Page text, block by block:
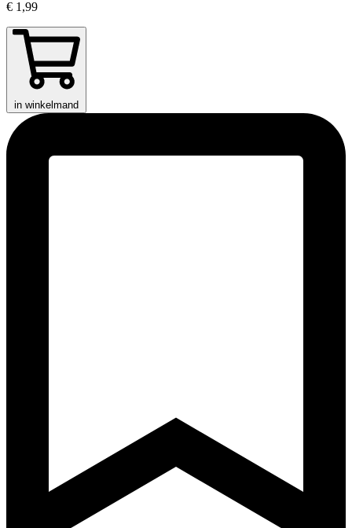
€ 1,99
in winkelmand